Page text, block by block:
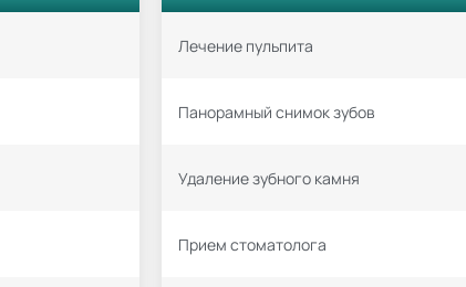
Лечение пульпита
Панорамный снимок зубов
Удаление зубного камня
Прием стоматолога